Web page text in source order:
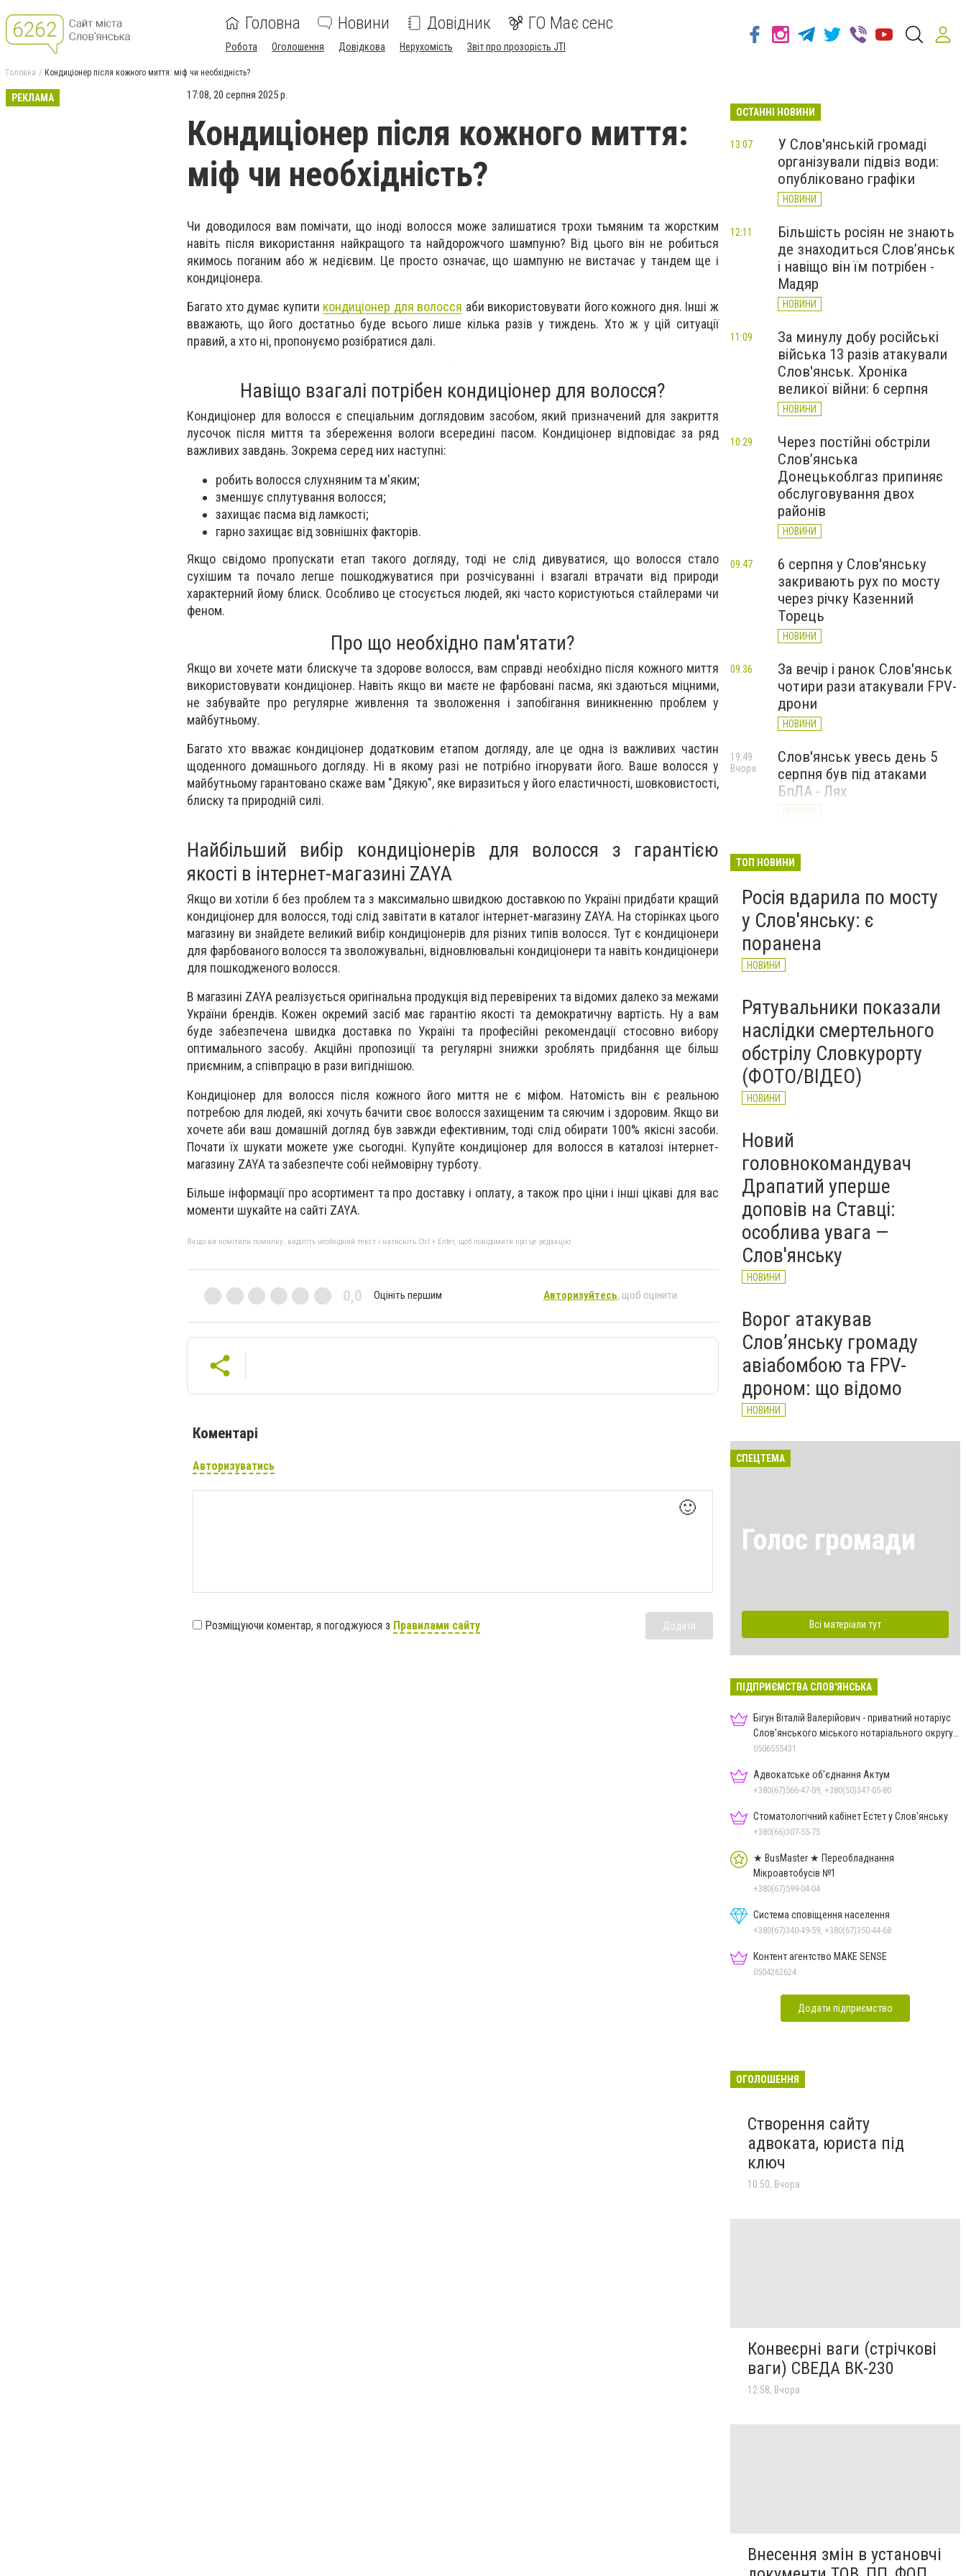
Головна Новини Довідник ГО Має сенс
Робота Оголошення Довідкова Нерухомість Звіт про прозорість JTI
Головна Кондиціонер після кожного миття: міф чи необхідність?
РЕКЛАМА 17:08, 20 серпня 2025 р.
Кондиціонер після кожного миття:
міф чи необхідність?
Чи доводилося вам помічати, що іноді волосся може залишатися трохи тьмяним та жорстким
навіть після використання найкращого та найдорожчого шампуню? Від цього він не робиться
якимось поганим або ж недієвим. Це просто означає, що шампуню не вистачає у тандем ще і
кондиціонера.
Багато хто думає купити кондиціонер для волосся аби використовувати його кожного дня. Інші ж
вважають, що його достатньо буде всього лише кілька разів у тиждень. Хто ж у цій ситуації
правий, а хто ні, пропонуємо розібратися далі.
Навіщо взагалі потрібен кондиціонер для волосся?
Кондиціонер для волосся є спеціальним доглядовим засобом, який призначений для закриття
лусочок після миття та збереження вологи всередині пасом. Кондиціонер відповідає за ряд
важливих завдань. Зокрема серед них наступні:
робить волосся слухняним та м'яким;
зменшує сплутування волосся;
захищає пасма від ламкості;
гарно захищає від зовнішніх факторів.
Якщо свідомо пропускати етап такого догляду, тоді не слід дивуватися, що волосся стало
сухішим та почало легше пошкоджуватися при розчісуванні і взагалі втрачати від природи
характерний йому блиск. Особливо це стосується людей, які часто користуються стайлерами чи
феном.
Про що необхідно пам'ятати?
Якщо ви хочете мати блискуче та здорове волосся, вам справді необхідно після кожного миття
використовувати кондиціонер. Навіть якщо ви маєте не фарбовані пасма, які здаються міцними,
не забувайте про регулярне живлення та зволоження і запобігання виникненню проблем у
майбутньому.
Багато хто вважає кондиціонер додатковим етапом догляду, але це одна із важливих частин
щоденного домашнього догляду. Ні в якому разі не потрібно ігнорувати його. Ваше волосся у
майбутньому гарантовано скаже вам "Дякую", яке виразиться у його еластичності, шовковистості,
блиску та природній силі.
Найбільший вибір кондиціонерів для волосся з гарантією
якості в інтернет-магазині ZAYA
Якщо ви хотіли б без проблем та з максимально швидкою доставкою по Україні придбати кращий
кондиціонер для волосся, тоді слід завітати в каталог інтернет-магазину ZAYA. На сторінках цього
магазину ви знайдете великий вибір кондиціонерів для різних типів волосся. Тут є кондиціонери
для фарбованого волосся та зволожувальні, відновлювальні кондиціонери та навіть кондиціонери
для пошкодженого волосся.
В магазині ZAYA реалізується оригінальна продукція від перевірених та відомих далеко за межами
України брендів. Кожен окремий засіб має гарантію якості та демократичну вартість. Ну а вам
буде забезпечена швидка доставка по Україні та професійні рекомендації стосовно вибору
оптимального засобу. Акційні пропозиції та регулярні знижки зроблять придбання ще більш
приємним, а співпрацю в рази вигіднішою.
Кондиціонер для волосся після кожного його миття не є міфом. Натомість він є реальною
потребою для людей, які хочуть бачити своє волосся захищеним та сяючим і здоровим. Якщо ви
хочете аби ваш домашній догляд був завжди ефективним, тоді слід обирати 100% якісні засоби.
Почати їх шукати можете уже сьогодні. Купуйте кондиціонер для волосся в каталозі інтернет-
магазину ZAYA та забезпечте собі неймовірну турботу.
Більше інформації про асортимент та про доставку і оплату, а також про ціни і інші цікаві для вас
моменти шукайте на сайті ZAYA.
Якщо ви помітили помилку, виділіть необхідний текст і натисніть Ctrl + Enter, щоб повідомити про це редакцію
0,0 Оцініть першим Авторизуйтесь, щоб оцінити
Коментарі
Авторизуватись
🙂
Розміщуючи коментар, я погоджуюся з Правилами сайту Додати
ОСТАННІ НОВИНИ
У Слов'янській громаді
організували підвіз води:
опубліковано графіки
НОВИНИ
13:07
Більшість росіян не знають
де знаходиться Слов’янськ
і навіщо він їм потрібен -
Мадяр
НОВИНИ
12:11
За минулу добу російські
війська 13 разів атакували
Слов'янськ. Хроніка
великої війни: 6 серпня
НОВИНИ
11:09
Через постійні обстріли
Слов’янська
Донецькоблгаз припиняє
обслуговування двох
районів
НОВИНИ
10:29
6 серпня у Слов'янську
закривають рух по мосту
через річку Казенний
Торець
НОВИНИ
09:47
За вечір і ранок Слов'янськ
чотири рази атакували FPV-
дрони
НОВИНИ
09:36
Слов'янськ увесь день 5
серпня був під атаками
БпЛА - Лях
НОВИНИ
19:49
Вчора
БПЛа влучив у
центрі міста (ФОТО)
НОВИНИ
Вчора
ТОП НОВИНИ
Росія вдарила по мосту
у Слов'янську: є
поранена
НОВИНИ
Рятувальники показали
наслідки смертельного
обстрілу Словкурорту
(ФОТО/ВІДЕО)
НОВИНИ
Новий
головнокомандувач
Драпатий уперше
доповів на Ставці:
особлива увага —
Слов'янську
НОВИНИ
Ворог атакував
Слов’янську громаду
авіабомбою та FPV-
дроном: що відомо
НОВИНИ
СПЕЦТЕМА
Голос громади
Всі матеріали тут
ПІДПРИЄМСТВА СЛОВ'ЯНСЬКА
Бігун Віталій Валерійович - приватний нотаріус
Слов'янського міського нотаріального округу
Дон.обл.
0506555431
Адвокатське об'єднання Актум
+380(67)566-47-09, +380(50)347-05-80
Стоматологічний кабінет Естет у Слов'янську
+380(66)307-55-75
★ BusMaster ★ Переобладнання
Мікроавтобусів №1
+380(67)599-04-04
Система сповіщення населення
+380(67)340-49-59, +380(67)350-44-68
Контент агентство MAKE SENSE
0504262624
Додати підприємство
ОГОЛОШЕННЯ
Створення сайту
адвоката, юриста під
ключ
10:50, Вчора
Конвеєрні ваги (стрічкові
ваги) СВЕДА ВК-230
12:58, Вчора
Внесення змін в установчі